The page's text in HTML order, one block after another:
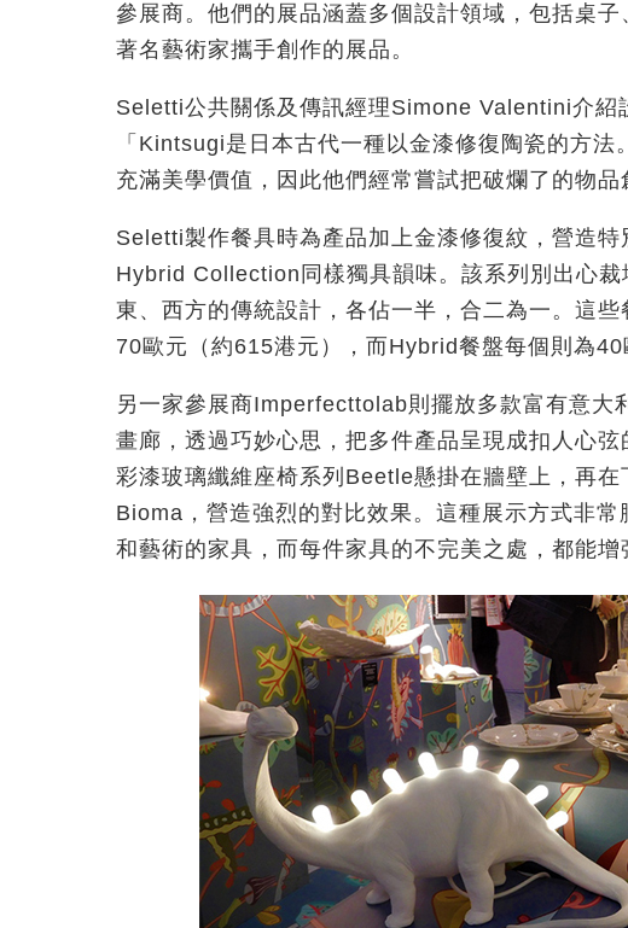
參展商。他們的展品涵蓋多個設計領域，包括桌
著名藝術家攜手創作的展品。
Seletti公共關係及傳訊經理Simone Valentini介紹
「Kintsugi是日本古代一種以金漆修復陶瓷的方
充滿美學價值，因此他們經常嘗試把破爛了的物品
Seletti製作餐具時為產品加上金漆修復紋，營造
Hybrid Collection同樣獨具韻味。該系列別出心
東、西方的傳統設計，各佔一半，合二為一。這
70歐元（約615港元），而Hybrid餐盤每個則為40
另一家參展商Imperfecttolab則擺放多款富有意大
畫廊，透過巧妙心思，把多件產品呈現成扣人心
彩漆玻璃纖維座椅系列Beetle懸掛在牆壁上，再
Bioma，營造強烈的對比效果。這種展示方式非
和藝術的家具，而每件家具的不完美之處，都能增